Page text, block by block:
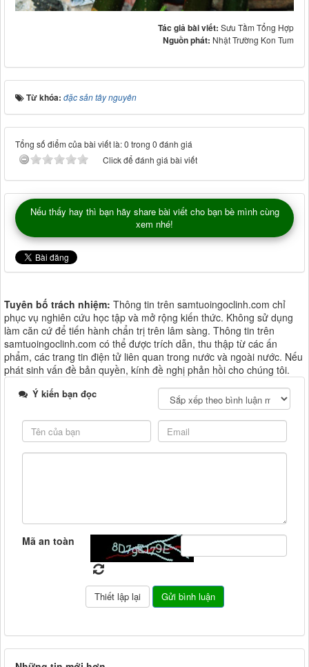
Tác giả bài viết: Sưu Tầm Tổng Hợp
Nguồn phát: Nhật Trường Kon Tum
Từ khóa: đặc sản tây nguyên
Tổng số điểm của bài viết là: 0 trong 0 đánh giá
Click để đánh giá bài viết
Nếu thấy hay thì bạn hãy share bài viết cho bạn bè mình cùng
xem nhé!
Tuyên bố trách nhiệm: Thông tin trên samtuoingoclinh.com chỉ
phục vụ nghiên cứu học tập và mở rộng kiến thức. Không sử dụng
làm căn cứ để tiến hành chẩn trị trên lâm sàng. Thông tin trên
samtuoingoclinh.com có thể được trích dẫn, thu thập từ các ấn
phẩm, các trang tin điện tử liên quan trong nước và ngoài nước. Nếu
phát sinh vấn đề bản quyền, kính đề nghị phản hồi cho chúng tôi.
Ý kiến bạn đọc
Mã an toàn